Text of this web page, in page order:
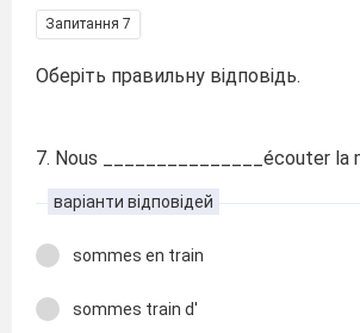
Запитання 7
Оберіть правильну відповідь.
7. Nous _______________écouter la
варіанти відповідей
sommes en train
sommes train d'